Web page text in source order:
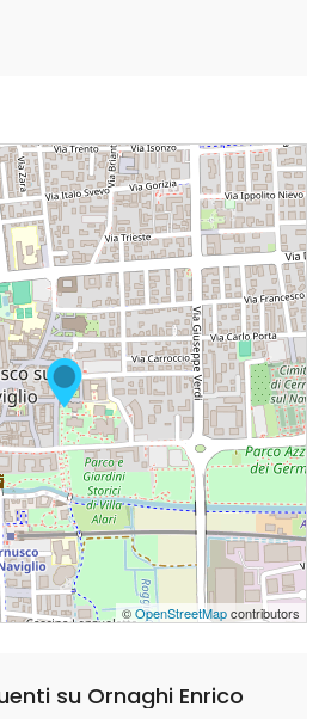
©OpenStreetMapcontributors
su Ornaghi Enrico